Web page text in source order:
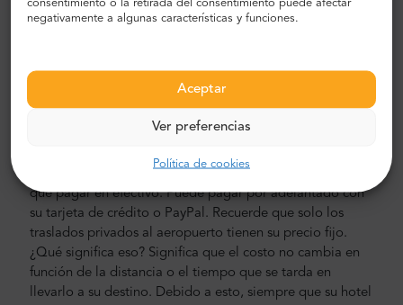
negativamente a algunas características y funciones.
Aceptar
Ver preferencias
Política de cookies
a puerta en automóviles, minivans y minibuses nuevos,
modernos, cómodos y con aire acondicionado. Nuestra
experimentados, que hablan inglés con fluidez.
Costo de traslado al aeropuerto y a la ciudad
El precio del transporte privado al aeropuerto del Sr.
que pagar en efectivo. Puede pagar por adelantado con
su tarjeta de crédito o PayPal. Recuerde que solo los
traslados privados al aeropuerto tienen su precio fijo.
¿Qué significa eso? Significa que el costo no cambia en
función de la distancia o el tiempo que se tarda en
llevarlo a su destino. Debido a esto, siempre que su hotel